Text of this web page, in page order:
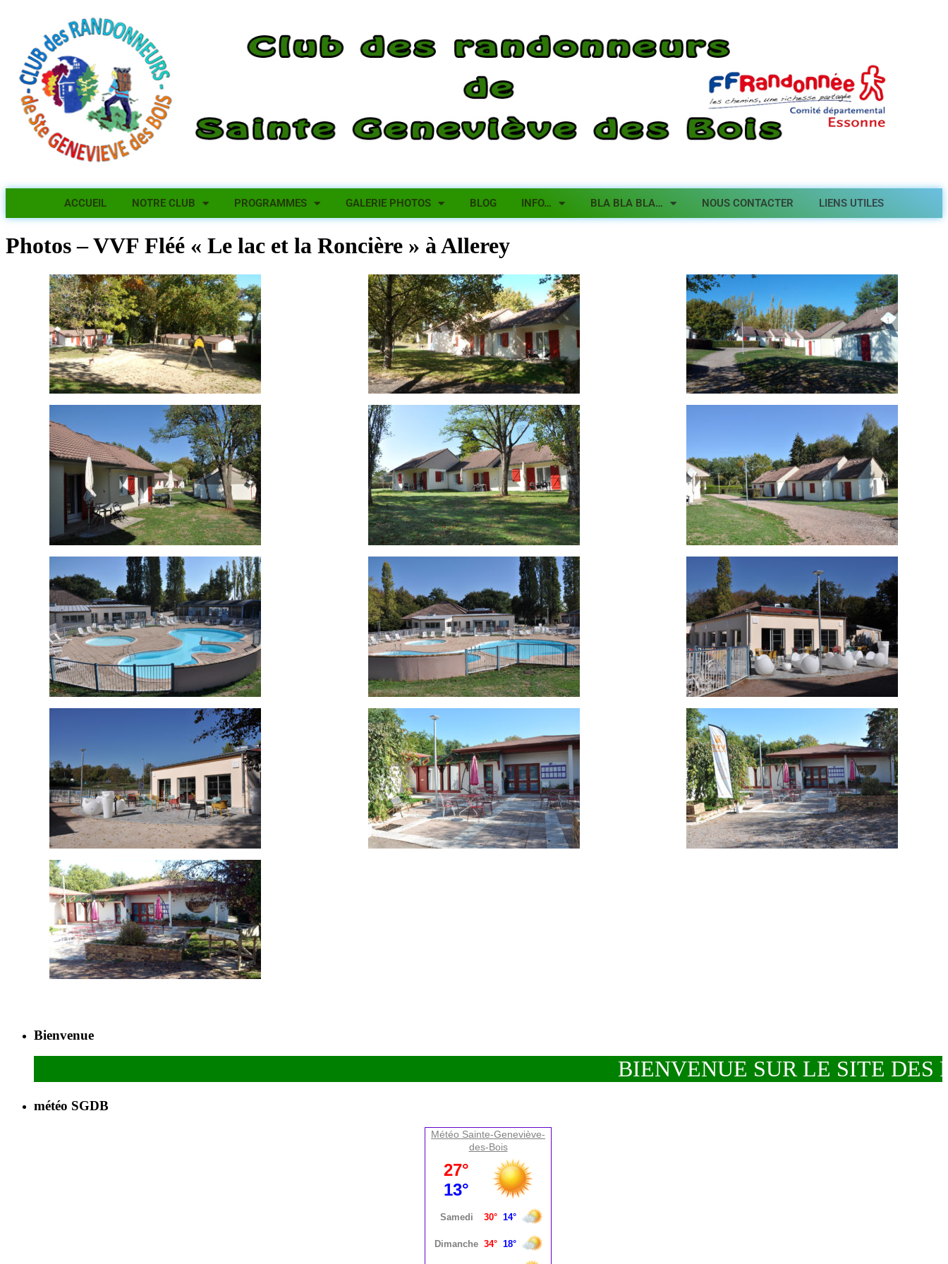
ACCUEIL NOTRE CLUB PROGRAMMES GALERIE PHOTOS BLOG INFO… BLA BLA BLA… NOUS CONTACTER LIENS UTILES
Photos – VVF Fléé « Le lac et la Roncière » à Allerey
Bienvenue
BIENVENUE SUR LE SITE DES
météo SGDB
Météo Sainte-Geneviève-
des-Bois